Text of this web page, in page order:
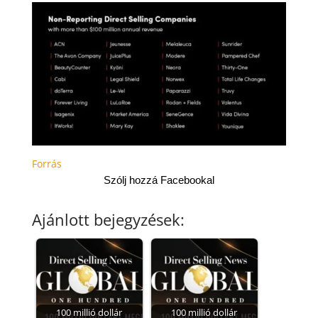
Forrás
Szólj hozzá Facebookal
Ajánlott bejegyzések:
100 millió dollár 100 millió dollár